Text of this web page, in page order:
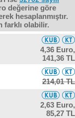
değerine göre
hesaplanmıştır.
farklı olabilir.
4,36 Euro,
141,36 TL
214,01 TL
2,63 Euro,
85,27 TL